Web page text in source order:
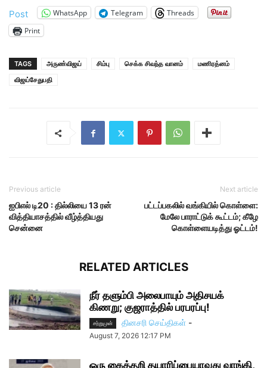
Post WhatsApp Telegram
Threads
Print
TAGS அருண்விஜய் சிம்பு செக்க சிவந்த வானம்
மணிரத்னம்
விஜய்சேதுபதி
Previous article
ஐபிஎல் டி20 : தில்லியை 13 ரன்
வித்தியாசத்தில் வீழ்த்தியது
சென்னை
Next article
பட்டப்பகலில் வங்கியில் கொள்ளை:
மேலே பாராட்டுக் கூட்டம்; கீழே
கொள்ளையடித்து ஓட்டம்!
RELATED ARTICLES
நீர் தளும்பி அலைபாயும் அதிசயக்
கிணறு; குஜராத்தில் பரபரப்பு!
சற்றுமுன் தினசரி செய்திகள் -
August 7, 2026 12:17 PM
ஒரு கைத்தறி தயாரிப்பையாவது வாங்கி,